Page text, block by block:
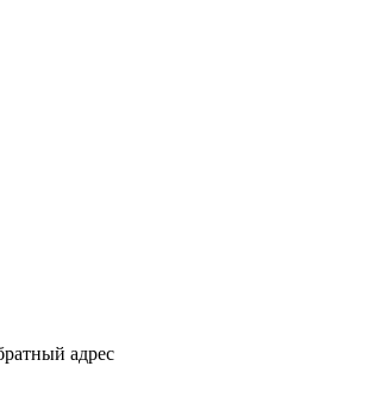
адрес